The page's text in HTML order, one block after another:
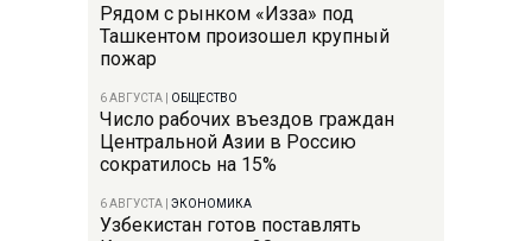
Рядом с рынком «Изза» под
Ташкентом произошел крупный
пожар
6 АВГУСТА ОБЩЕСТВО
Число рабочих въездов граждан
Центральной Азии в Россию
сократилось на 15%
6 АВГУСТА ЭКОНОМИКА
Узбекистан готов поставлять